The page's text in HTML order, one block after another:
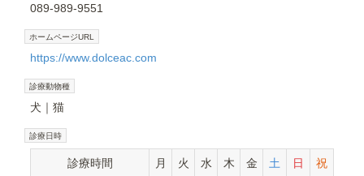
089-989-9551
ホームページURL
https://www.dolceac.com
診療動物種
犬 猫
診療日時
診療時間 月 火 水 木 金 土 日 祝